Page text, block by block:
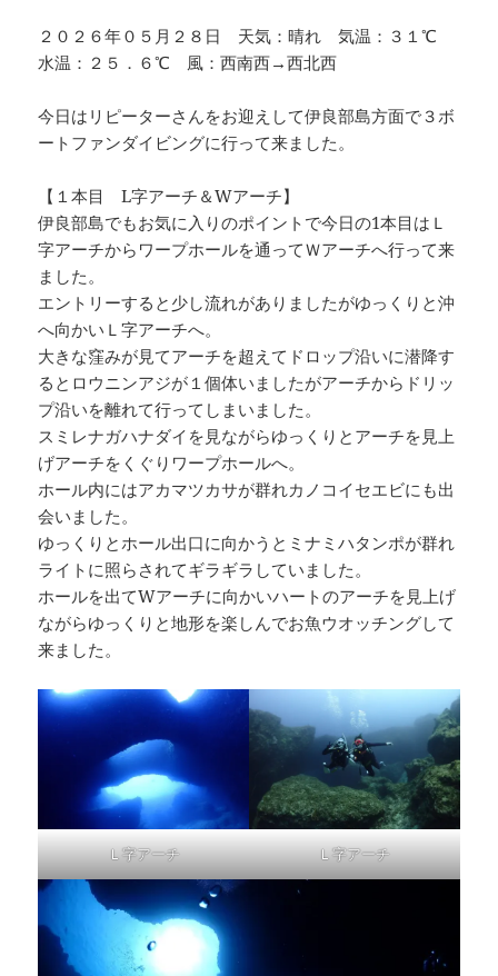
２０２６年０５月２８日 天気：晴れ 気温：３１℃
水温：２５．６℃ 風：西南西→西北西
今日はリピーターさんをお迎えして伊良部島方面で３ボ
ートファンダイビングに行って来ました。
【１本目 L字アーチ＆Wアーチ】
伊良部島でもお気に入りのポイントで今日の1本目はＬ
字アーチからワープホールを通ってＷアーチへ行って来
ました。
エントリーすると少し流れがありましたがゆっくりと沖
へ向かいＬ字アーチへ。
大きな窪みが見てアーチを超えてドロップ沿いに潜降す
るとロウニンアジが１個体いましたがアーチからドリッ
プ沿いを離れて行ってしまいました。
スミレナガハナダイを見ながらゆっくりとアーチを見上
げアーチをくぐりワープホールへ。
ホール内にはアカマツカサが群れカノコイセエビにも出
会いました。
ゆっくりとホール出口に向かうとミナミハタンポが群れ
ライトに照らされてギラギラしていました。
ホールを出てWアーチに向かいハートのアーチを見上げ
ながらゆっくりと地形を楽しんでお魚ウオッチングして
来ました。
Ｌ字アーチ Ｌ字アーチ